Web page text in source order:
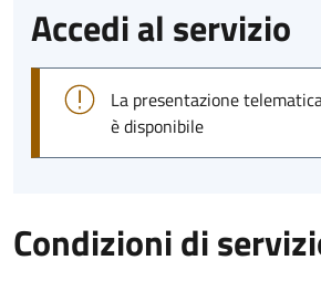
Accedi al servizio
La presentazione
è disponibile
Condizioni di